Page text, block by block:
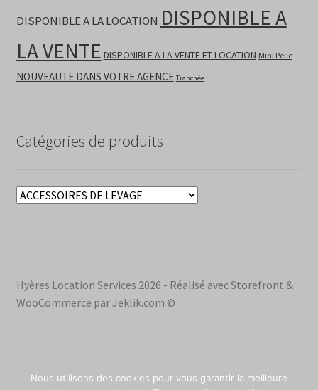
DISPONIBLE A LA LOCATION DISPONIBLE A
LA VENTE DISPONIBLE A LA VENTE ET LOCATION Mini Pelle
NOUVEAUTE DANS VOTRE AGENCE Tranchée
Catégories de produits
Hyères Location Services 2026 - Réalisé avec Storefront &
WooCommerce par Jeklik.com ©
Nous utilisons des cookies pour vous garantir la meilleure